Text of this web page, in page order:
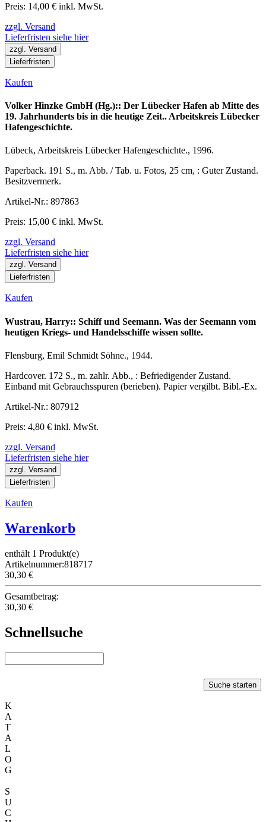
Preis: 14,00 € inkl. MwSt.
zzgl. Versand
Lieferfristen siehe hier
zzgl. Versand
Lieferfristen
Kaufen
Volker Hinzke GmbH (Hg.):: Der Lübecker Hafen ab Mitte des
19. Jahrhunderts bis in die heutige Zeit.. Arbeitskreis Lübecker
Hafengeschichte.
Lübeck, Arbeitskreis Lübecker Hafengeschichte., 1996.
Paperback. 191 S., m. Abb. / Tab. u. Fotos, 25 cm, : Guter Zustand.
Besitzvermerk.
Artikel-Nr.: 897863
Preis: 15,00 € inkl. MwSt.
zzgl. Versand
Lieferfristen siehe hier
zzgl. Versand
Lieferfristen
Kaufen
Wustrau, Harry:: Schiff und Seemann. Was der Seemann vom
heutigen Kriegs- und Handelsschiffe wissen sollte.
Flensburg, Emil Schmidt Söhne., 1944.
Hardcover. 172 S., m. zahlr. Abb., : Befriedigender Zustand.
Einband mit Gebrauchsspuren (berieben). Papier vergilbt. Bibl.-Ex.
Artikel-Nr.: 807912
Preis: 4,80 € inkl. MwSt.
zzgl. Versand
Lieferfristen siehe hier
zzgl. Versand
Lieferfristen
Kaufen
Warenkorb
enthält 1 Produkt(e)
Artikelnummer:818717
30,30 €
Gesamtbetrag:
30,30 €
Schnellsuche
Suche starten
K
A
T
A
L
O
G
S
U
C